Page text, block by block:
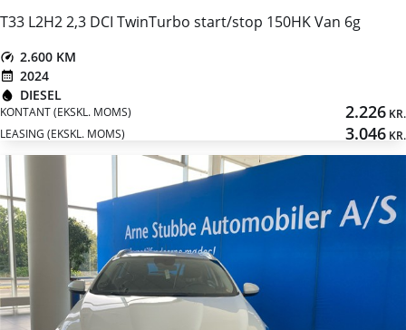
T33 L2H2 2,3 DCI TwinTurbo start/stop 150HK Van 6g
2.600 KM
2024
DIESEL
KONTANT (EKSKL. MOMS) 2.226 KR.
LEASING (EKSKL. MOMS)
3.046 KR.